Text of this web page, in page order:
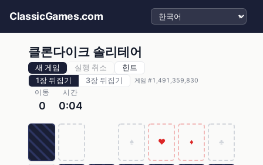
ClassicGames.com 언어 선택
클론다이크 솔리테어
새 게임 실행 취소
힌트
1장 뒤집기
3장 뒤집기 게임 #1,491,359,830
이동
0
시간
0:04
♠ ♥ ♦ ♣